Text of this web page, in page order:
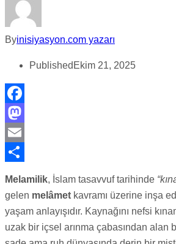
Byinisiyasyon.com yazarı
Published Ekim 21, 2025
Facebook
Mastodon
Email
Melamilik, İslam tasavvuf tarihinde
gelen melâmet kavramı üzerine inşa
yaşam anlayışıdır. Kaynağını nefsi
uzak bir içsel arınma çabasından alan